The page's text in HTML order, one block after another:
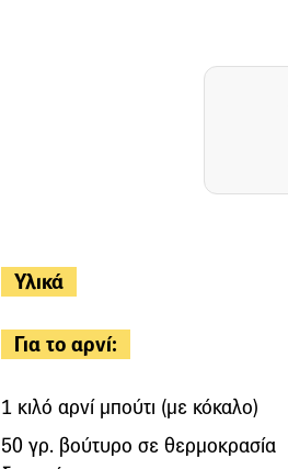
Υλικά
Για το αρνί:
1 κιλό αρνί μπούτι (με κόκαλο)
50 γρ. βούτυρο σε θερμοκρασία